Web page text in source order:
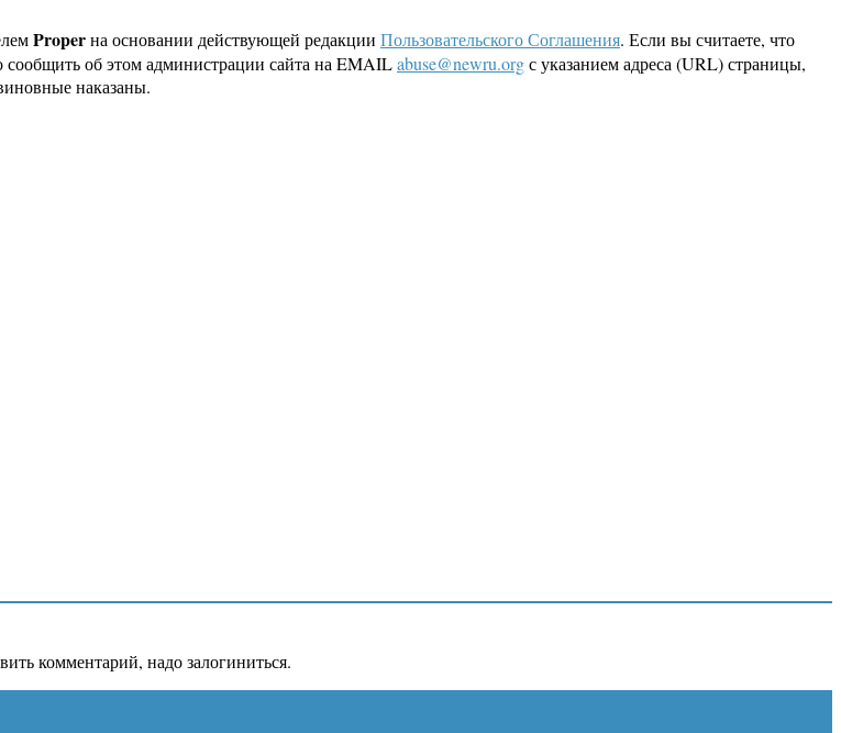
Properна основании действующей редакции Пользовательского Соглашения. Если вы считаете, что
об этом администрации сайта на EMAILabuse@newru.orgс указанием адреса (URL) страницы,
наказаны.
комментарий, надо залогиниться.